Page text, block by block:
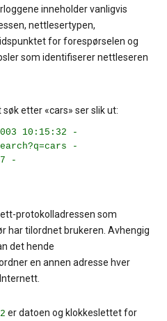
inneholder vanligvis
nettlesertypen,
for forespørselen og
som identifiserer nettleseren
etter «cars» ser slik ut:
10:15:32 -
-
-
protokolladressen som
har tilordnet brukeren. Avhengig
det hende
en annen adresse hver
er datoen og klokkeslettet for